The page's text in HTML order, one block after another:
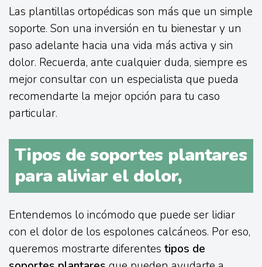
Las plantillas ortopédicas son más que un simple
soporte. Son una inversión en tu bienestar y un
paso adelante hacia una vida más activa y sin
dolor. Recuerda, ante cualquier duda, siempre es
mejor consultar con un especialista que pueda
recomendarte la mejor opción para tu caso
particular.
Tipos de soportes plantares
para aliviar el dolor,
Entendemos lo incómodo que puede ser lidiar
con el dolor de los espolones calcáneos. Por eso,
queremos mostrarte diferentes tipos de